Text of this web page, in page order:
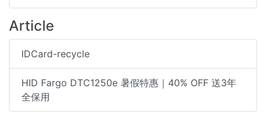
Article
IDCard-recycle
HID Fargo DTC1250e 暑假特惠｜40% OFF 送3年
全保用